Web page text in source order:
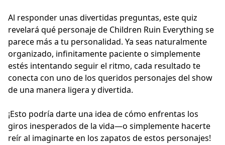
Al responder unas divertidas preguntas, este quiz
revelará qué personaje de Children Ruin Everything se
parece más a tu personalidad. Ya seas naturalmente
organizado, infinitamente paciente o simplemente
estés intentando seguir el ritmo, cada resultado te
conecta con uno de los queridos personajes del show
de una manera ligera y divertida.
¡Esto podría darte una idea de cómo enfrentas los
giros inesperados de la vida—o simplemente hacerte
reír al imaginarte en los zapatos de estos personajes!